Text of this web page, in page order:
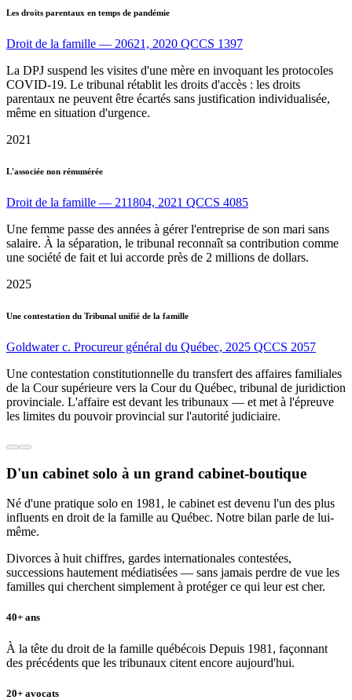
Les droits parentaux en temps de pandémie
Droit de la famille — 20621, 2020 QCCS 1397
La DPJ suspend les visites d'une mère en invoquant les protocoles
COVID-19. Le tribunal rétablit les droits d'accès : les droits
parentaux ne peuvent être écartés sans justification individualisée,
même en situation d'urgence.
2021
L'associée non rémunérée
Droit de la famille — 211804, 2021 QCCS 4085
Une femme passe des années à gérer l'entreprise de son mari sans
salaire. À la séparation, le tribunal reconnaît sa contribution comme
une société de fait et lui accorde près de 2 millions de dollars.
2025
Une contestation du Tribunal unifié de la famille
Goldwater c. Procureur général du Québec, 2025 QCCS 2057
Une contestation constitutionnelle du transfert des affaires familiales
de la Cour supérieure vers la Cour du Québec, tribunal de juridiction
provinciale. L'affaire est devant les tribunaux — et met à l'épreuve
les limites du pouvoir provincial sur l'autorité judiciaire.
D'un cabinet solo à un grand cabinet-boutique
Né d'une pratique solo en 1981, le cabinet est devenu l'un des plus
influents en droit de la famille au Québec. Notre bilan parle de lui-
même.
Divorces à huit chiffres, gardes internationales contestées,
successions hautement médiatisées — sans jamais perdre de vue les
familles qui cherchent simplement à protéger ce qui leur est cher.
40+ ans
À la tête du droit de la famille québécois Depuis 1981, façonnant
des précédents que les tribunaux citent encore aujourd'hui.
20+ avocats